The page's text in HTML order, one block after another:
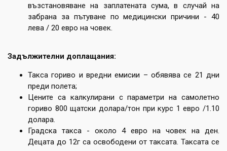
възстановяване на заплатената сума, в случай на
забрана за пътуване по медицински причини - 40
лева / 20 евро на човек.
Задължителни доплащания:
Такса гориво и вредни емисии – обявява се 21 дни
преди полета;
Цените са калкулирани с параметри на самолетно
гориво 800 щатски долара/тон при курс 1 евро /1.10
долара.
Градска такса - около 4 евро на човек на ден.
Децата до 12г са освободени от таксата. Таксата се